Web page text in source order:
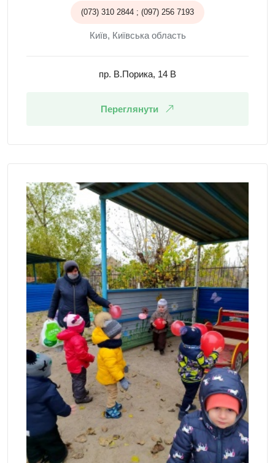
(073) 310 2844 ; (097) 256 7193
Київ, Київська область
пр. В.Порика, 14 В
Переглянути